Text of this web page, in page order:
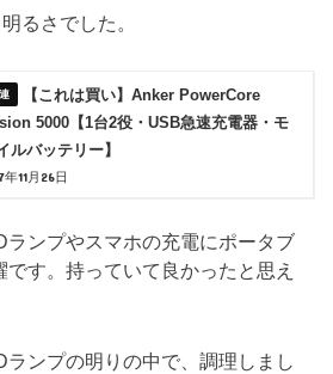
るさでした。
【これは買い】Anker PowerCore
5000【1台2役・USB急速充電器・モ
ルバッテリー】
年11月26日
ランプやスマホの充電にポータブ
す。持っていて良かったと思え
ンプの明りの中で、調理しまし